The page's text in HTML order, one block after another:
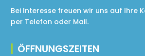
Bei Interesse freuen wir uns auf Ihre
per Telefon oder Mail.
ÖFFNUNGSZEITEN